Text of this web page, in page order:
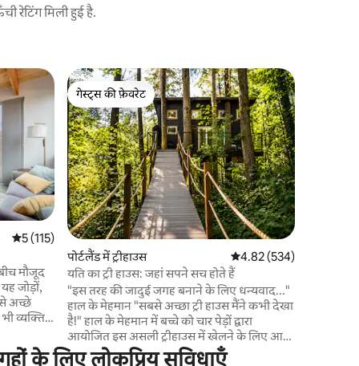
रेटिंग मिली हुई है.
औसत रेटिंग 5 में से 5, 115 समीक्षाएँ
5 (115)
मौजूद
जोड़ों,
अच्छे
व्यक्ति
यार्ड।
गेस्ट्स की फ़ेवरेट
गेस्ट्स की फ़ेवरेट
पोर्टलैंड में ट्रीहाउस औसत रेटिंग 5 में से 4.82,
4.82 (534)
यति का ट्री हाउस: जहां सपने सच होते हैं
"इस तरह की जादुई जगह बनाने के लिए धन्यवाद..."
हाल के मेहमान "सबसे अच्छा ट्री हाउस मैंने कभी देखा
है!" हाल के मेहमान में बच्चे को चार पेड़ों द्वारा
आयोजित इस असली ट्रीहाउस में खेलने के लिए आने
दें, जमीन से 18 फीट दूर। ज़िप लाइन डाउन करें या
के लिए लोकप्रिय सुविधाएँ